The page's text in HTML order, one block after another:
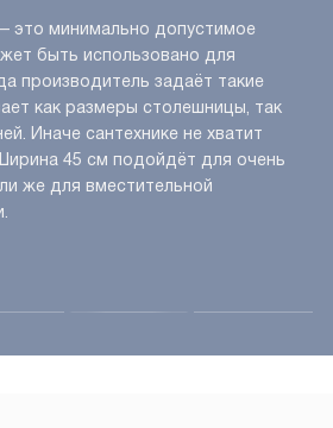
это минимально допустимое
быть использовано для
производитель задаёт такие
как размеры столешницы, так
Иначе сантехнике не хватит
45 см подойдёт для очень
же для вместительной